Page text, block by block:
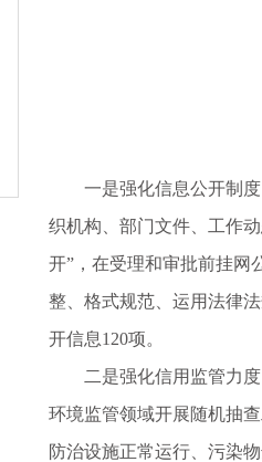
一是强化信息公开制度
织机构、部门文件、工作
开”，在受理和审批前挂网
整、格式规范、运用法律
开信息120项。
二是强化信用监管力度
环境监管领域开展随机抽
防治设施正常运行、污染